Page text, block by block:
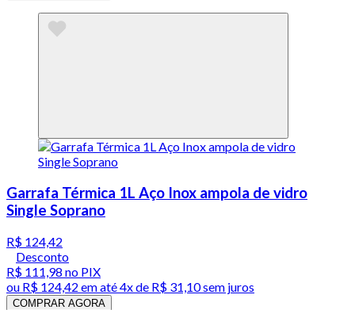
Garrafa Térmica 1L Aço Inox ampola de vidro
Single Soprano
R$ 124,42
Desconto
R$ 111,98 no PIX
ou R$ 124,42 em até4x de R$ 31,10 sem juros
COMPRAR AGORA